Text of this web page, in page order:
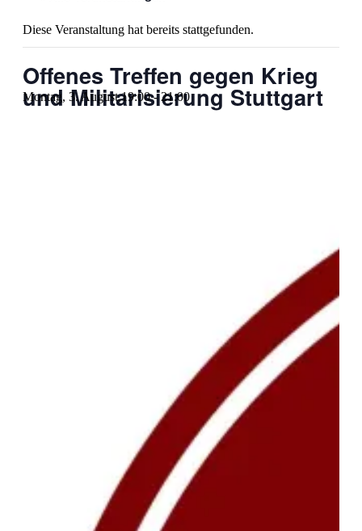
Diese Veranstaltung hat bereits stattgefunden.
Offenes Treffen gegen Krieg
und Militarisierung Stuttgart
Montag, 3. August,19:00-21:00